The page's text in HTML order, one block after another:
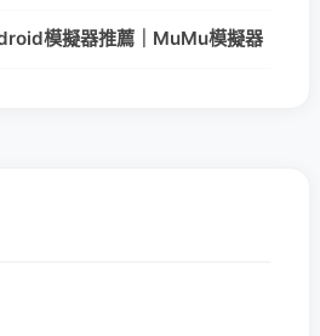
模擬器推薦｜MuMu模擬器